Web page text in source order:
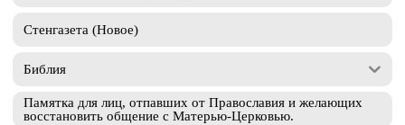
Стенгазета (Новое)
Библия
Памятка для лиц, отпавших от Православия и желающих
восстановить общение с Матерью-Церковью.